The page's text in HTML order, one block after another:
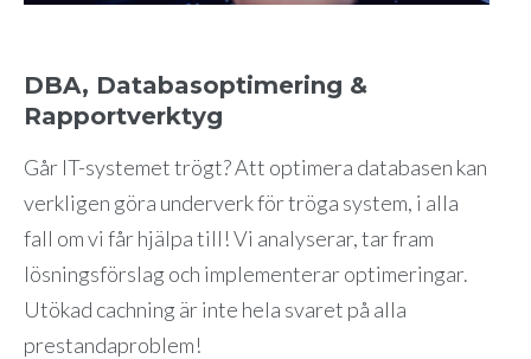
DBA, Databasoptimering &
Rapportverktyg
Går IT-systemet trögt? Att optimera databasen kan
verkligen göra underverk för tröga system, i alla
fall om vi får hjälpa till! Vi analyserar, tar fram
lösningsförslag och implementerar optimeringar.
Utökad cachning är inte hela svaret på alla
prestandaproblem!